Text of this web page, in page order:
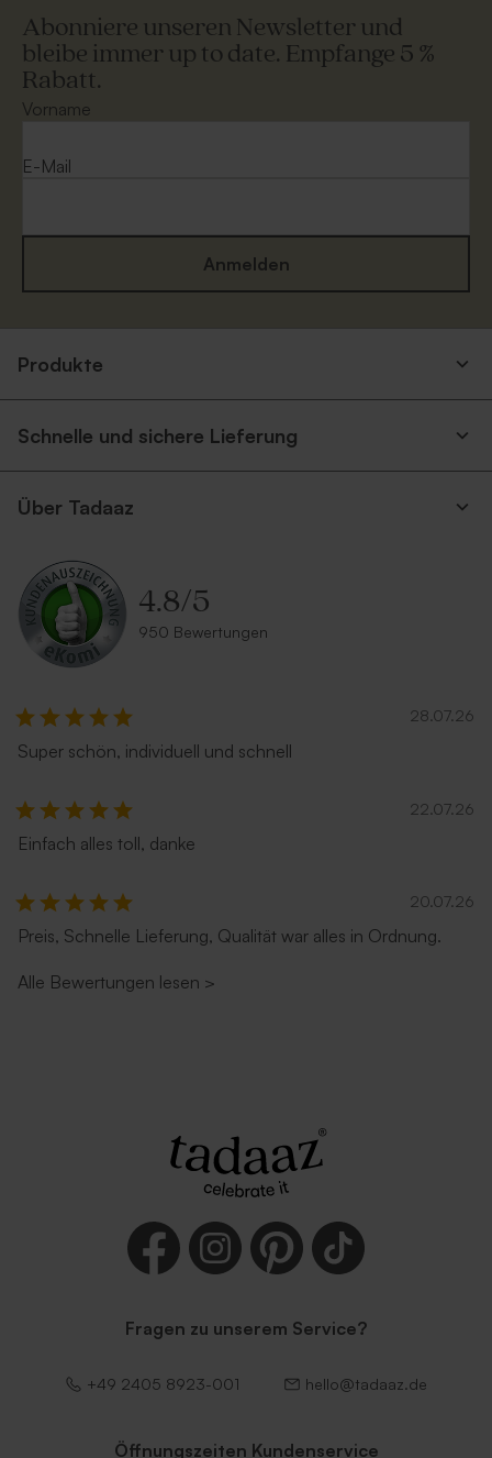
Abonniere unseren Newsletter und
bleibe immer up to date. Empfange 5 %
Rabatt.
Vorname
E-Mail
Anmelden
Produkte
Schnelle und sichere Lieferung
Über Tadaaz
4.8/5
950 Bewertungen
28.07.26
Super schön, individuell und schnell
22.07.26
Einfach alles toll, danke
20.07.26
Preis, Schnelle Lieferung, Qualität war alles in Ordnung.
Alle Bewertungen lesen >
Fragen zu unserem Service?
+49 2405 8923-001 hello@tadaaz.de
Öffnungszeiten Kundenservice